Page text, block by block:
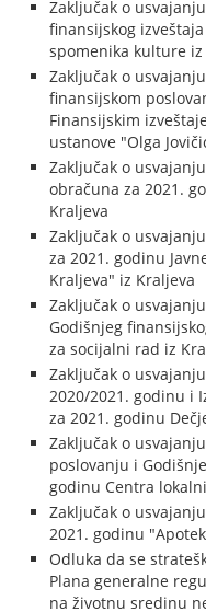
Zaključak o
finansijskog
spomenika kulture iz
Zaključak o
finansijskom
Finansijskim
ustanove "Olga
Zaključak o
obračuna za 2021.
Kraljeva
Zaključak o
za 2021. godinu
Kraljeva" iz Kraljeva
Zaključak o
Godišnjeg
za socijalni rad iz
Zaključak o
2020/2021. godinu i
za 2021. godinu
Zaključak o
poslovanju i
godinu Centra
Zaključak o
2021. godinu
Odluka da se
Plana generalne
na životnu sredinu